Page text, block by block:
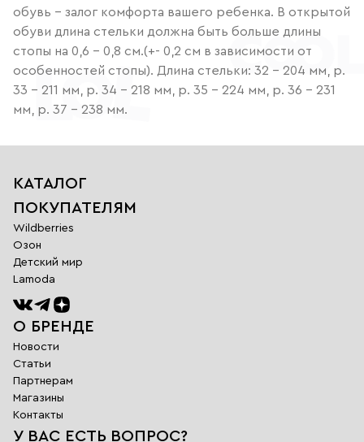
обувь - залог комфорта вашего ребенка. В открытой
обуви длина стельки должна быть больше длины
стопы на 0,6 - 0,8 см.(+- 0,2 см в зависимости от
особенностей стопы). Длина стельки: 32 - 204 мм, р.
33 - 211 мм, р. 34 - 218 мм, р. 35 - 224 мм, р. 36 - 231
мм, р. 37 - 238 мм.
КАТАЛОГ
ПОКУПАТЕЛЯМ
Wildberries
Озон
Детский мир
Lamoda
О БРЕНДЕ
Новости
Статьи
Партнерам
Магазины
Контакты
У ВАС ЕСТЬ ВОПРОС?
Обратная
связь